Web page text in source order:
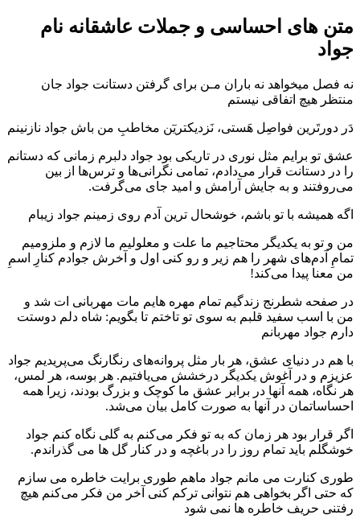
متن های احساسی و جملات عاشقانه نام
جواد
نه فصل میخواهد نه باران مـن برای گرفتن دستانت جواد جان
منتظر هیچ اتفاقی نیستم
دَر دورتَرین فواصِل هَستی، نَزدیکتریٓن مخاطبِ من باش جواد نازنینم
عشق تو برایم مثل نوری در تاریکی بود جواد دلبرم زمانی که دستانم
را در دستانت قرار می‌دادم، تمامی نگرانی‌ها و ترس‌ها از بین
می‌روفتند و به جایش آرامش و امید جای می‌گرفت.
اگه همیشه با تو باشم، خوشحال ترین آدم روی زمینم جواد زیبام
من و تو به یکدیگر محتاجیم ما علت و معلولیم ما لازم و ملزومیم
تمامِ آدم‌های شهر را هم زیر و رو کنی اول و آخرش جوادم کنارِ اسمِ
من معنا پیدا می‌کند!
در صفحه شطرنج زندگیم تمام مهره هایم مات مهربانی ات شد و
من با اسب سفید قلبم به سوی تو تاختم تا بگویم: شاه دلم دوستت
دارم جواد مهربانم
با هم در دنیای عشق، هر بار مثل پروانه‌های رنگارنگ می‌پریدیم جواد
عزیزم و در آغوش یکدیگر درخشش می‌یافتیم. هر بوسه، هر لمس،
هر نگاه، همه آنها در برابر عشق ما کوچک و بزرگ بودند، زیرا همه
احساساتمان در آنها به صورت کامل بیان می‌شد.
اگر قرار بود هر زمان که به تو فکر می‌کنم به گلی نگاه کنم جواد
خوشگلم باید تمام روز را در باغچه و در کنار گل ها می گذراندم.
طوری کنارت می‌ مانم جواد ماهم طوری برایت خاطره می‌ سازم
که حتی اگر بخواهی هم نتوانی ترکم کنی آخر من فکر می‌کنم هیچ
رفتنی حریف خاطره‌ ها نمی‌ شود